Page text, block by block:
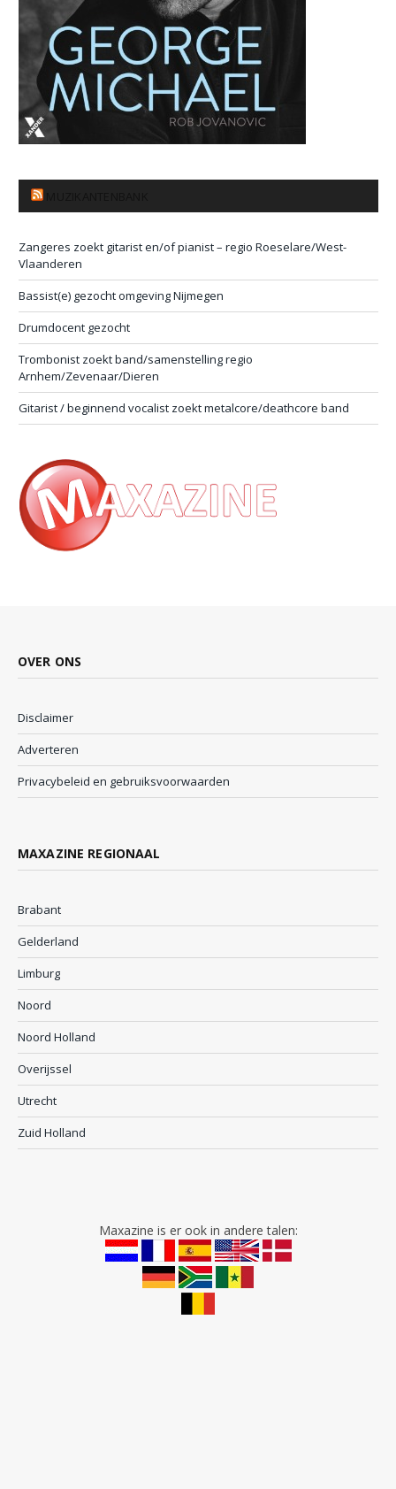
Zangeres zoekt gitarist en/of pianist – regio Roeselare/West-
Vlaanderen
Bassist(e) gezocht omgeving Nijmegen
Drumdocent gezocht
Trombonist zoekt band/samenstelling regio
Arnhem/Zevenaar/Dieren
Gitarist / beginnend vocalist zoekt metalcore/deathcore band
OVER ONS
Disclaimer
Adverteren
Privacybeleid en gebruiksvoorwaarden
MAXAZINE REGIONAAL
Brabant
Gelderland
Limburg
Noord
Noord Holland
Overijssel
Utrecht
Zuid Holland
Maxazine is er ook in andere talen: